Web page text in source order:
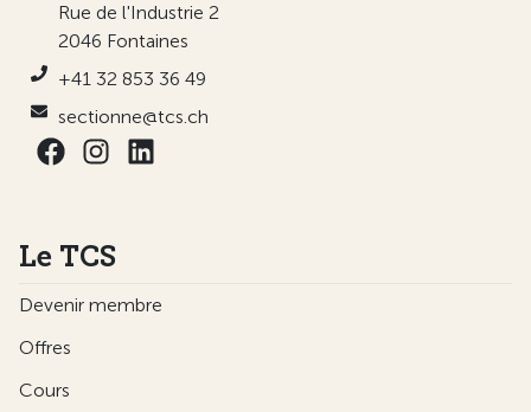
Rue de l'Industrie 2
2046 Fontaines
+41 32 853 36 49
sectionne@tcs.ch
Le TCS
Devenir membre
Offres
Cours